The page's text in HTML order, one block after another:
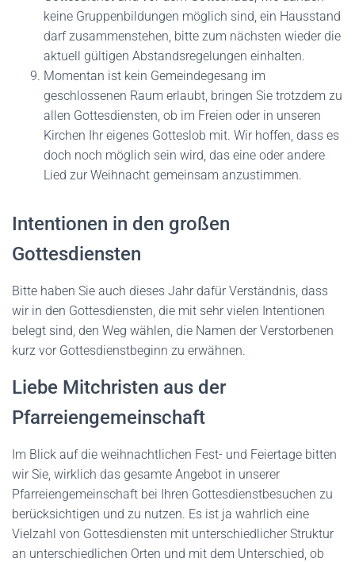
keine Gruppenbildungen möglich sind, ein Hausstand
darf zusammenstehen, bitte zum nächsten wieder die
aktuell gültigen Abstandsregelungen einhalten.
Momentan ist kein Gemeindegesang im
geschlossenen Raum erlaubt, bringen Sie trotzdem zu
allen Gottesdiensten, ob im Freien oder in unseren
Kirchen Ihr eigenes Gotteslob mit. Wir hoffen, dass es
doch noch möglich sein wird, das eine oder andere
Lied zur Weihnacht gemeinsam anzustimmen.
Intentionen in den großen
Gottesdiensten
Bitte haben Sie auch dieses Jahr dafür Verständnis, dass
wir in den Gottesdiensten, die mit sehr vielen Intentionen
belegt sind, den Weg wählen, die Namen der Verstorbenen
kurz vor Gottesdienstbeginn zu erwähnen.
Liebe Mitchristen aus der
Pfarreiengemeinschaft
Im Blick auf die weihnachtlichen Fest- und Feiertage bitten
wir Sie, wirklich das gesamte Angebot in unserer
Pfarreiengemeinschaft bei Ihren Gottesdienstbesuchen zu
berücksichtigen und zu nutzen. Es ist ja wahrlich eine
Vielzahl von Gottesdiensten mit unterschiedlicher Struktur
an unterschiedlichen Orten und mit dem Unterschied, ob